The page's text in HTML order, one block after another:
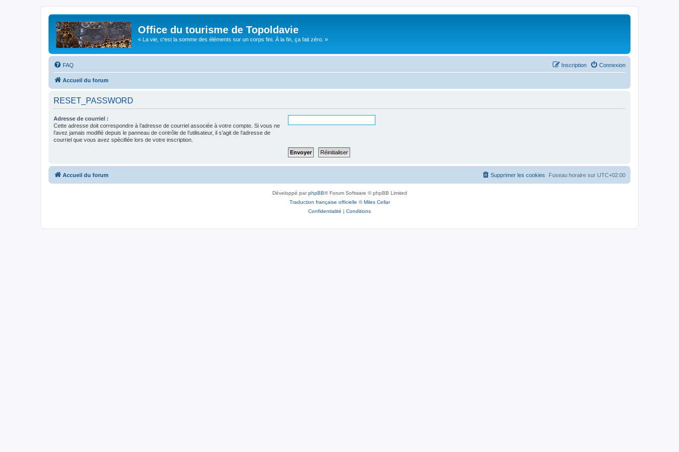
Office du tourisme de Topoldavie
« La vie, c'est la somme des éléments sur un corps fini. À la fin, ça fait zéro. »
FAQ Connexion
Inscription
Accueil du forum
RESET_PASSWORD
Adresse de courriel :
Cette adresse doit correspondre à l’adresse de courriel associée à votre compte. Si vous ne
l’avez jamais modifié depuis le panneau de contrôle de l’utilisateur, il s’agit de l’adresse de
courriel que vous avez spécifiée lors de votre inscription.
Accueil du forum Fuseau horaire sur UTC+02:00
Supprimer les cookies
Développé parphpBB® Forum Software © phpBB Limited
Traduction française officielle ©Miles Cellar
Confidentialité | Conditions